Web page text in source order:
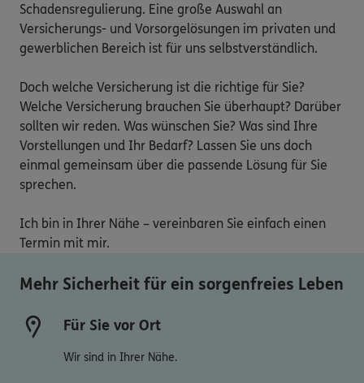
Schadensregulierung. Eine große Auswahl an
Versicherungs- und Vorsorgelösungen im privaten und
gewerblichen Bereich ist für uns selbstverständlich.
Doch welche Versicherung ist die richtige für Sie?
Welche Versicherung brauchen Sie überhaupt? Darüber
sollten wir reden. Was wünschen Sie? Was sind Ihre
Vorstellungen und Ihr Bedarf? Lassen Sie uns doch
einmal gemeinsam über die passende Lösung für Sie
sprechen.
Ich bin in Ihrer Nähe – vereinbaren Sie einfach einen
Termin mit mir.
Mehr Sicherheit für ein sorgenfreies Leben
Für Sie vor Ort
Wir sind in Ihrer Nähe.